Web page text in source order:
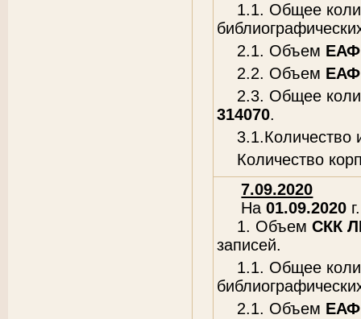
1.1. Общее
2.1. Объем
2.2. Объем
2.3. Общее
314070.
3.1.Количество
Количество
7.09.2020
На01.09.2020 г.
1. ОбъемСКК
записей.
1.1. Общее
2.1. Объем